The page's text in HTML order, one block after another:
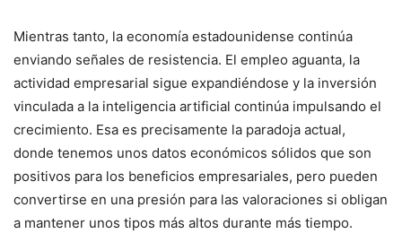
Mientras tanto, la economía estadounidense continúa
enviando señales de resistencia. El empleo aguanta, la
actividad empresarial sigue expandiéndose y la inversión
vinculada a la inteligencia artificial continúa impulsando el
crecimiento. Esa es precisamente la paradoja actual,
donde tenemos unos datos económicos sólidos que son
positivos para los beneficios empresariales, pero pueden
convertirse en una presión para las valoraciones si obligan
a mantener unos tipos más altos durante más tiempo.